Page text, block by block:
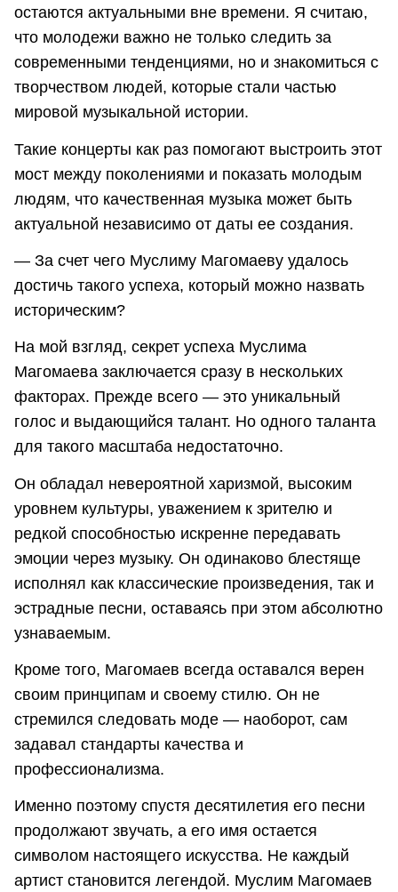
остаются актуальными вне времени. Я считаю,
что молодежи важно не только следить за
современными тенденциями, но и знакомиться с
творчеством людей, которые стали частью
мировой музыкальной истории.
Такие концерты как раз помогают выстроить этот
мост между поколениями и показать молодым
людям, что качественная музыка может быть
актуальной независимо от даты ее создания.
— За счет чего Муслиму Магомаеву удалось
достичь такого успеха, который можно назвать
историческим?
На мой взгляд, секрет успеха Муслима
Магомаева заключается сразу в нескольких
факторах. Прежде всего — это уникальный
голос и выдающийся талант. Но одного таланта
для такого масштаба недостаточно.
Он обладал невероятной харизмой, высоким
уровнем культуры, уважением к зрителю и
редкой способностью искренне передавать
эмоции через музыку. Он одинаково блестяще
исполнял как классические произведения, так и
эстрадные песни, оставаясь при этом абсолютно
узнаваемым.
Кроме того, Магомаев всегда оставался верен
своим принципам и своему стилю. Он не
стремился следовать моде — наоборот, сам
задавал стандарты качества и
профессионализма.
Именно поэтому спустя десятилетия его песни
продолжают звучать, а его имя остается
символом настоящего искусства. Не каждый
артист становится легендой. Муслим Магомаев